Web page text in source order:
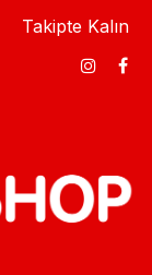
Takipte Kalın